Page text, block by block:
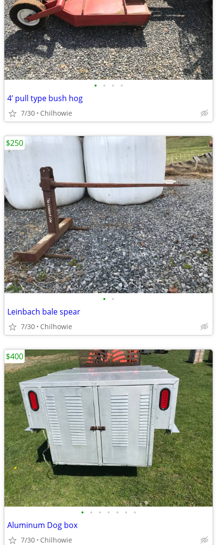
• • • •
4’ pull type bush hog
7/30 Chilhowie
• •
Leinbach bale spear
7/30 Chilhowie
$250
• • • • • • •
Aluminum Dog box
7/30 Chilhowie
$400